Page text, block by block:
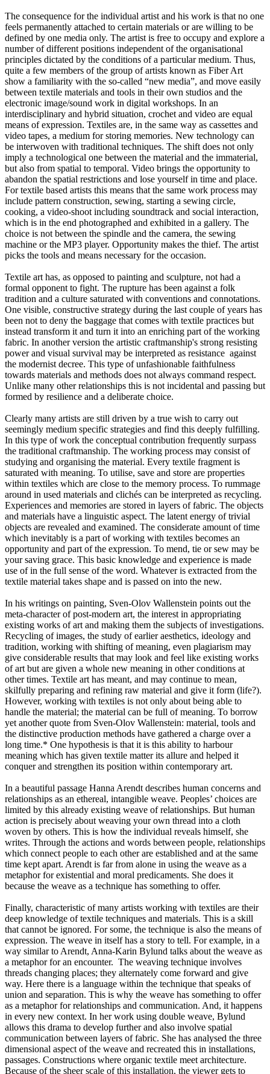
The consequence for the individual artist and his work is that no one
feels permanently attached to certain materials or are willing to be
defined by one media only. The artist is free to occupy and explore a
number of different positions independent of the organisational
principles dictated by the conditions of a particular medium. Thus,
quite a few members of the group of artists known as Fiber Art
show a familiarity with the so-called “new media”, and move easily
between textile materials and tools in their own studios and the
electronic image/sound work in digital workshops. In an
interdisciplinary and hybrid situation, crochet and video are equal
means of expression. Textiles are, in the same way as cassettes and
video tapes, a medium for storing memories. New technology can
be interwoven with traditional techniques. The shift does not only
imply a technological one between the material and the immaterial,
but also from spatial to temporal. Video brings the opportunity to
abandon the spatial restrictions and lose yourself in time and place.
For textile based artists this means that the same work process may
include pattern construction, sewing, starting a sewing circle,
cooking, a video-shoot including soundtrack and social interaction,
which is in the end photographed and exhibited in a gallery. The
choice is not between the spindle and the camera, the sewing
machine or the MP3 player. Opportunity makes the thief. The artist
picks the tools and means necessary for the occasion.
Textile art has, as opposed to painting and sculpture, not had a
formal opponent to fight. The rupture has been against a folk
tradition and a culture saturated with conventions and connotations.
One visible, constructive strategy during the last couple of years has
been not to deny the baggage that comes with textile practices but
instead transform it and turn it into an enriching part of the working
fabric. In another version the artistic craftmanship's strong resisting
power and visual survival may be interpreted as resistance against
the modernist decree. This type of unfashionable faithfulness
towards materials and methods does not always command respect.
Unlike many other relationships this is not incidental and passing but
formed by resilience and a deliberate choice.
Clearly many artists are still driven by a true wish to carry out
seemingly medium specific strategies and find this deeply fulfilling.
In this type of work the conceptual contribution frequently surpass
the traditional craftmanship. The working process may consist of
studying and organising the material. Every textile fragment is
saturated with meaning. To utilise, save and store are properties
within textiles which are close to the memory process. To rummage
around in used materials and clichés can be interpreted as recycling.
Experiences and memories are stored in layers of fabric. The objects
and materials have a linguistic aspect. The latent energy of trivial
objects are revealed and examined. The considerate amount of time
which inevitably is a part of working with textiles becomes an
opportunity and part of the expression. To mend, tie or sew may be
your saving grace. This basic knowledge and experience is made
use of in the full sense of the word. Whatever is extracted from the
textile material takes shape and is passed on into the new.
In his writings on painting, Sven-Olov Wallenstein points out the
meta-character of post-modern art, the interest in appropriating
existing works of art and making them the subjects of investigations.
Recycling of images, the study of earlier aesthetics, ideology and
tradition, working with shifting of meaning, even plagiarism may
give considerable results that may look and feel like existing works
of art but are given a whole new meaning in other conditions at
other times. Textile art has meant, and may continue to mean,
skilfully preparing and refining raw material and give it form (life?).
However, working with textiles is not only about being able to
handle the material; the material can be full of meaning. To borrow
yet another quote from Sven-Olov Wallenstein: material, tools and
the distinctive production methods have gathered a charge over a
long time.* One hypothesis is that it is this ability to harbour
meaning which has given textile matter its allure and helped it
conquer and strengthen its position within contemporary art.
In a beautiful passage Hanna Arendt describes human concerns and
relationships as an ethereal, intangible weave. Peoples’ choices are
limited by this already existing weave of relationships. But human
action is precisely about weaving your own thread into a cloth
woven by others. This is how the individual reveals himself, she
writes. Through the actions and words between people, relationships
which connect people to each other are established and at the same
time kept apart. Arendt is far from alone in using the weave as a
metaphor for existential and moral predicaments. She does it
because the weave as a technique has something to offer.
Finally, characteristic of many artists working with textiles are their
deep knowledge of textile techniques and materials. This is a skill
that cannot be ignored. For some, the technique is also the means of
expression. The weave in itself has a story to tell. For example, in a
way similar to Arendt, Anna-Karin Bylund talks about the weave as
a metaphor for an encounter. The weaving technique involves
threads changing places; they alternately come forward and give
way. Here there is a language within the technique that speaks of
union and separation. This is why the weave has something to offer
as a metaphor for relationships and communication. And, it happens
in every new context. In her work using double weave, Bylund
allows this drama to develop further and also involve spatial
communication between layers of fabric. She has analysed the three
dimensional aspect of the weave and recreated this in installations,
passages. Constructions where organic textile meet architecture.
Because of the sheer scale of this installation, the viewer gets to